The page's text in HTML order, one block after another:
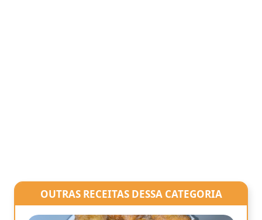
OUTRAS RECEITAS DESSA CATEGORIA